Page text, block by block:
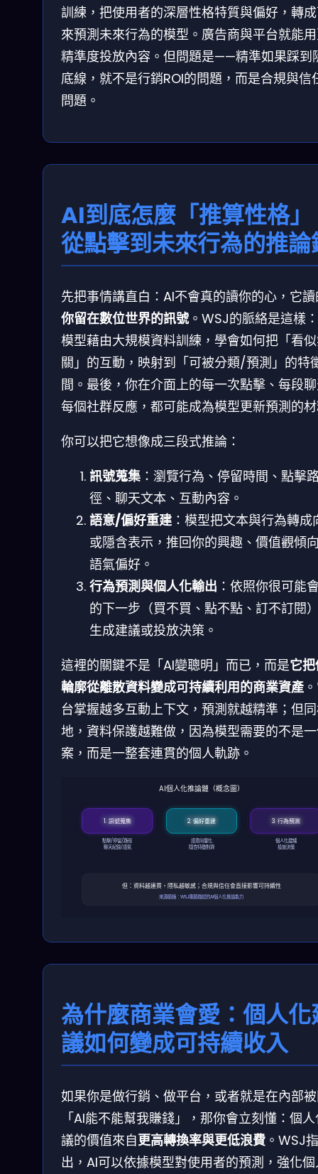
訓練，把使用者的深層性格特質與偏好，轉
來預測未來行為的模型。廣告商與平台就能
精準度投放內容。但問題是——精準如果踩到
底線，就不是行銷ROI的問題，而是合規與信
問題。
AI到底怎麼「推算性格
從點擊到未來行為的推論
先把事情講直白：AI不會真的讀你的心，它
你留在數位世界的訊號。WSJ的脈絡是這樣
模型藉由大規模資料訓練，學會如何把「看
關」的互動，映射到「可被分類/預測」的特
間。最後，你在介面上的每一次點擊、每段
每個社群反應，都可能成為模型更新預測的
你可以把它想像成三段式推論：
訊號蒐集 ：瀏覽行為、停留時間、點擊
徑、聊天文本、互動內容。
語意/偏好重建：模型把文本與行為轉成
或隱含表示，推回你的興趣、價值觀傾
語氣偏好。
行為預測與個人化輸出 ：依照你很可能
的下一步（買不買、點不點、訂不訂閱
生成建議或投放決策。
這裡的關鍵不是「AI變聰明」而已，而是它
輪廓從離散資料變成可持續利用的商業資產
台掌握越多互動上下文，預測就越精準；但
地，資料保護越難做，因為模型需要的不是
案，而是一整套連貫的個人軌跡。
AI個人化推論鏈（概念圖）
1. 訊號蒐集 2. 偏好重建 3. 行為預測
點擊/停留/路徑
聊天紀錄/語氣
語意向量化
隱含特徵對齊
個人化建議
投放決策
但：資料越連貫，隱私越敏感；合規與信任會直接影響可持續性
來源脈絡：WSJ專題描述的AI個人化推論能力
為什麼商業會愛：個人化
議如何變成可持續收入
如果你是做行銷、做平台，或者就是在內部
「AI能不能幫我賺錢」，那你會立刻懂：個
議的價值來自更高轉換率與更低浪費 。WSJ指
出，AI可以依據模型對使用者的預測，強化